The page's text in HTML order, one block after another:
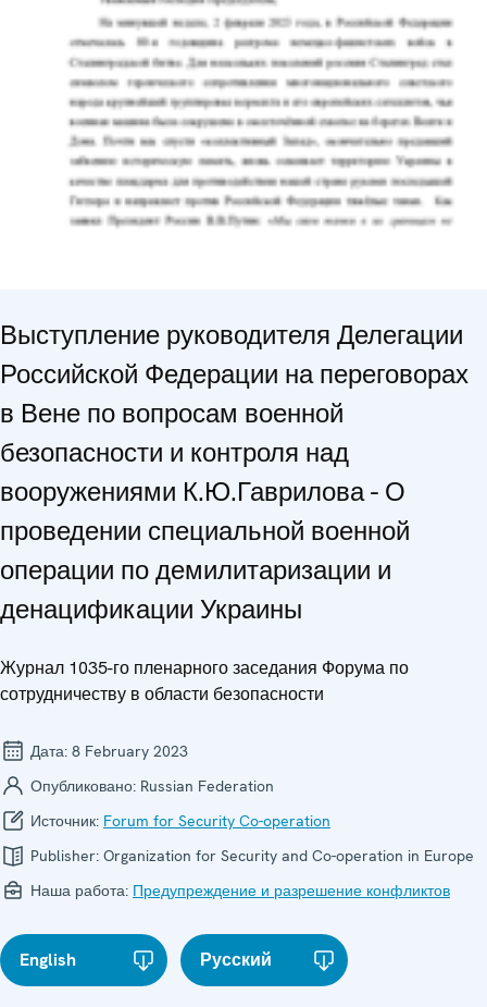
Выступление руководителя Делегации
Российской Федерации на переговорах
в Вене по вопросам военной
безопасности и контроля над
вооружениями К.Ю.Гаврилова - О
проведении специальной военной
операции по демилитаризации и
денацификации Украины
Журнал 1035-го пленарного заседания Форума по
сотрудничеству в области безопасности
Дата: 8 February 2023
Опубликовано: Russian Federation
Источник: Forum for Security Co-operation
Publisher: Organization for Security and Co-operation in Europe
Наша работа: Предупреждение и разрешение конфликтов
English Русский